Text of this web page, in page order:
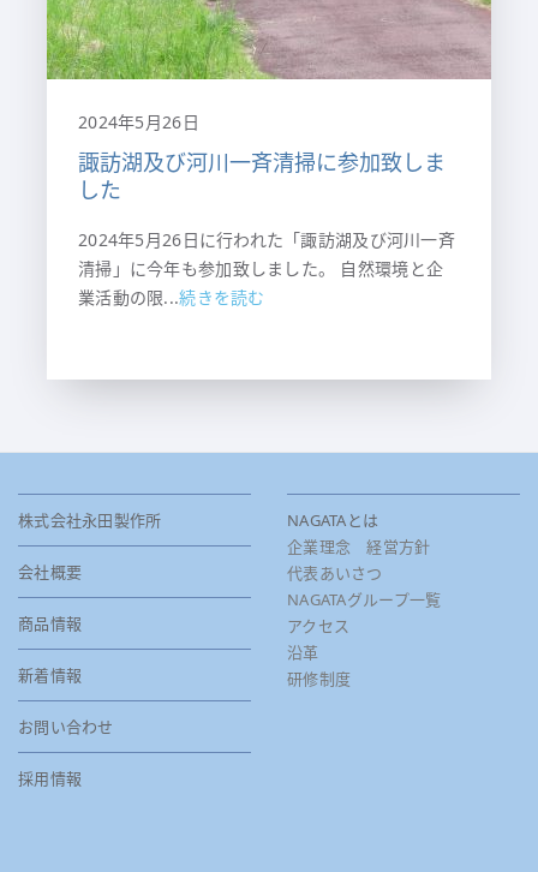
2024年5月26日
諏訪湖及び河川一斉清掃に参加致しま
した
2024年5月26日に行われた「諏訪湖及び河川一斉
清掃」に今年も参加致しました。 自然環境と企
業活動の限...続きを読む
株式会社永田製作所
会社概要
商品情報
新着情報
お問い合わせ
採用情報
NAGATAとは
企業理念 経営方針
代表あいさつ
NAGATAグループ一覧
アクセス
沿革
研修制度